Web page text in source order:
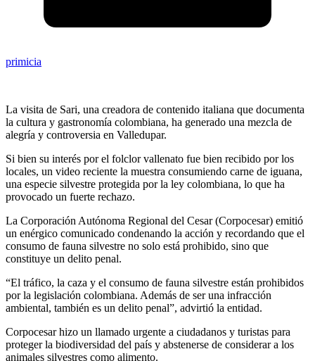
primicia
La visita de Sari, una creadora de contenido italiana que documenta
la cultura y gastronomía colombiana, ha generado una mezcla de
alegría y controversia en Valledupar.
Si bien su interés por el folclor vallenato fue bien recibido por los
locales, un video reciente la muestra consumiendo carne de iguana,
una especie silvestre protegida por la ley colombiana, lo que ha
provocado un fuerte rechazo.
La Corporación Autónoma Regional del Cesar (Corpocesar) emitió
un enérgico comunicado condenando la acción y recordando que el
consumo de fauna silvestre no solo está prohibido, sino que
constituye un delito penal.
“El tráfico, la caza y el consumo de fauna silvestre están prohibidos
por la legislación colombiana. Además de ser una infracción
ambiental, también es un delito penal”, advirtió la entidad.
Corpocesar hizo un llamado urgente a ciudadanos y turistas para
proteger la biodiversidad del país y abstenerse de considerar a los
animales silvestres como alimento.